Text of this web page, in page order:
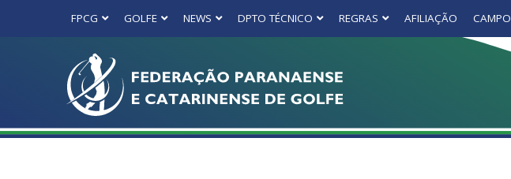
FPCG GOLFE NEWS DPTO TÉCNICO REGRAS AFILIAÇÃO